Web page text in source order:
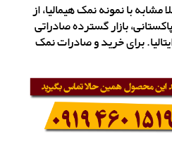
مشابه با نمونه نمک هیمالیا، از
بازار گسترده صادراتی
برای خرید و صادرات نمک